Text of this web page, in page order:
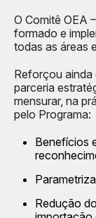
O Comitê OEA
formado e
todas as áreas
Reforçou ainda
parceria
mensurar, na
pelo Programa:
Benefícios
Redução